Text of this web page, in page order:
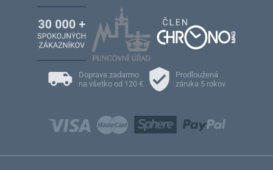
Doprava zadarmo
na všetko od 120 €
Prodloužená
záruka 5 rokov